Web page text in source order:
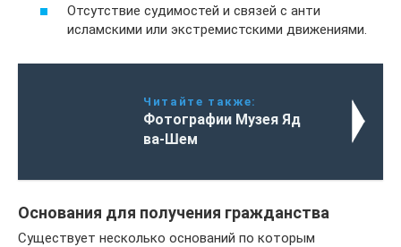
Отсутствие судимостей и связей с анти
исламскими или экстремистскими движениями.
Читайте также:
Фотографии Музея Яд
ва-Шем
Основания для получения гражданства
Существует несколько оснований по которым